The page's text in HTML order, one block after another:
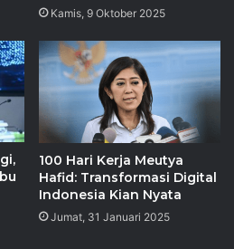
Kamis, 9 Oktober 2025
100 Hari Kerja Meutya
Hafid: Transformasi Digital
Indonesia Kian Nyata
Jumat, 31 Januari 2025